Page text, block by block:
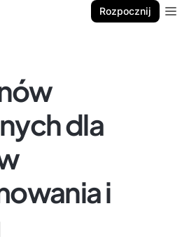
Rozpocznij
dla
i